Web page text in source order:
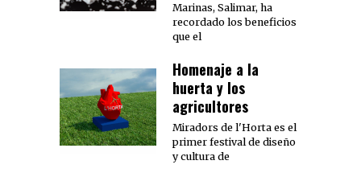
Marinas, Salimar, ha
recordado los beneficios
que el
Homenaje a la
huerta y los
agricultores
Miradors de l'Horta es el
primer festival de diseño
y cultura de